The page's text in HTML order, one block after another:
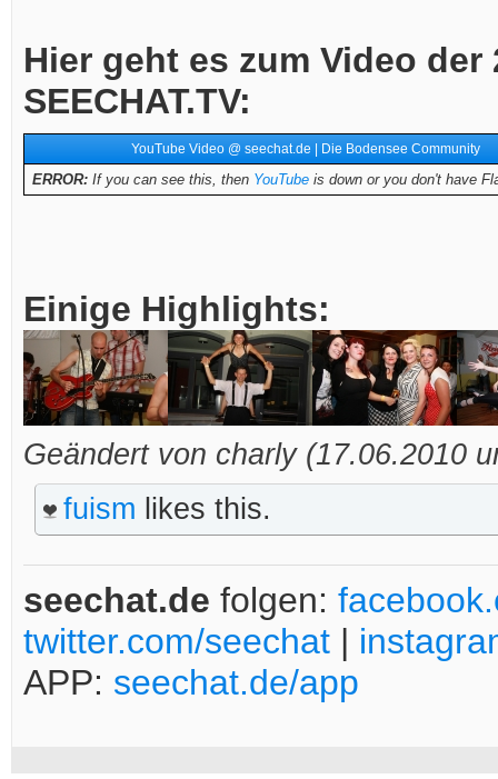
Hier geht es zum Video
SEECHAT.TV:
YouTube Video @ seechat.de | Die Bodensee Community
ERROR:If you can see this, then YouTubeis down or you don't have
Einige Highlights:
Geändert von charly (17.06.2010
fuism likes this.
seechat.de folgen:
twitter.com/seechat |
APP: seechat.de/app